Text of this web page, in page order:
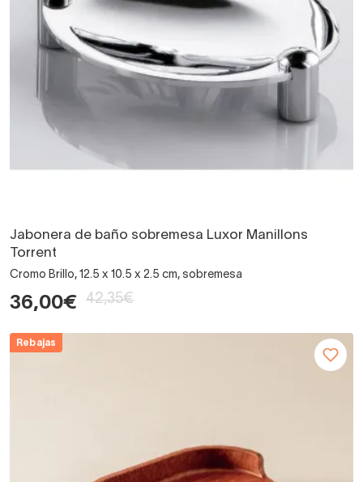
Jabonera de baño sobremesa Luxor Manillons
Torrent
Cromo Brillo, 12.5 x 10.5 x 2.5 cm, sobremesa
36,00€ 42,35€
Rebajas